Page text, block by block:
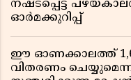
നഷ്ടപ്പെട്ട
ഓർമക്കുറിപ്പ്
ഈ ഓണക്കാലത്ത്
വിതരണം